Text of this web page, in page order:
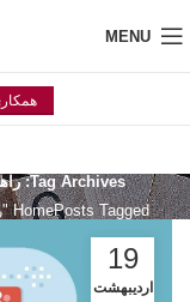
MENU
Tag Archives: راهنمای جامع برای شروع کار آزاد (فریلنسینگ)
HomePosts Tagged "راهنمای جامع برای شروع کار آزاد (فریلنسینگ)"
19
اردیبهشت